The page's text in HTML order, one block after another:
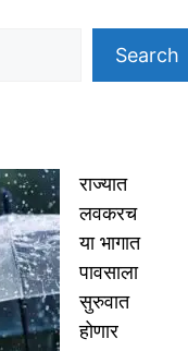
Search
राज्यात
लवकरच
या भागात
पावसाला
सुरुवात
होणार